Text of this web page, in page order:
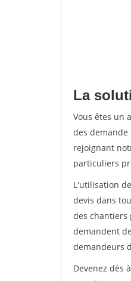
La
Vous êtes un
des demande
rejoignant
particuliers
L'utilisation
devis dans
des chantiers
demandent
demandeurs
Devenez dès